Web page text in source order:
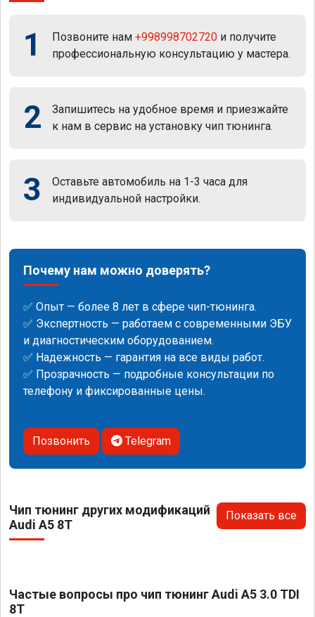
1 Позвоните нам +998998702720 и получите
профессиональную консультацию у мастера.
2
Запишитесь на удобное время и приезжайте
к нам в сервис на установку чип тюнинга.
3
Оставьте автомобиль на 1-3 часа для
индивидуальной настройки.
Почему нам можно доверять?
✅ Опыт — более 8 лет в сфере чип-тюнинга.
✅ Экспертность — работаем с современными ЭБУ
и диагностическим оборудованием.
✅ Надежность — гарантия на все виды работ.
✅ Прозрачность — подробные консультации по
телефону и фиксированные цены.
Позвонить Telegram
Чип тюнинг других модификаций
Audi A5 8T
Показать все
Частые вопросы про чип тюнинг Audi A5 3.0 TDI
8T